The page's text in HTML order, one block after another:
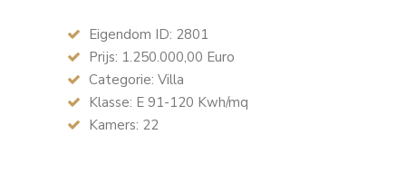
Eigendom ID: 2801
Prijs: 1.250.000,00 Euro
Categorie: Villa
Klasse: E 91-120 Kwh/mq
Kamers: 22